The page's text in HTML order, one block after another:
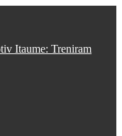
Itaume: Treniram